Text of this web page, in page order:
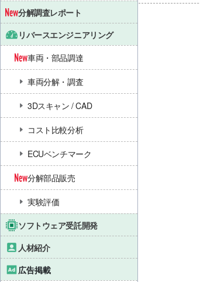
分解調査レポート
リバースエンジニアリング
車両・部品調達
車両分解・調査
3Dスキャン / CAD
コスト比較分析
ECUベンチマーク
分解部品販売
実験評価
ソフトウェア受託開発
人材紹介
広告掲載